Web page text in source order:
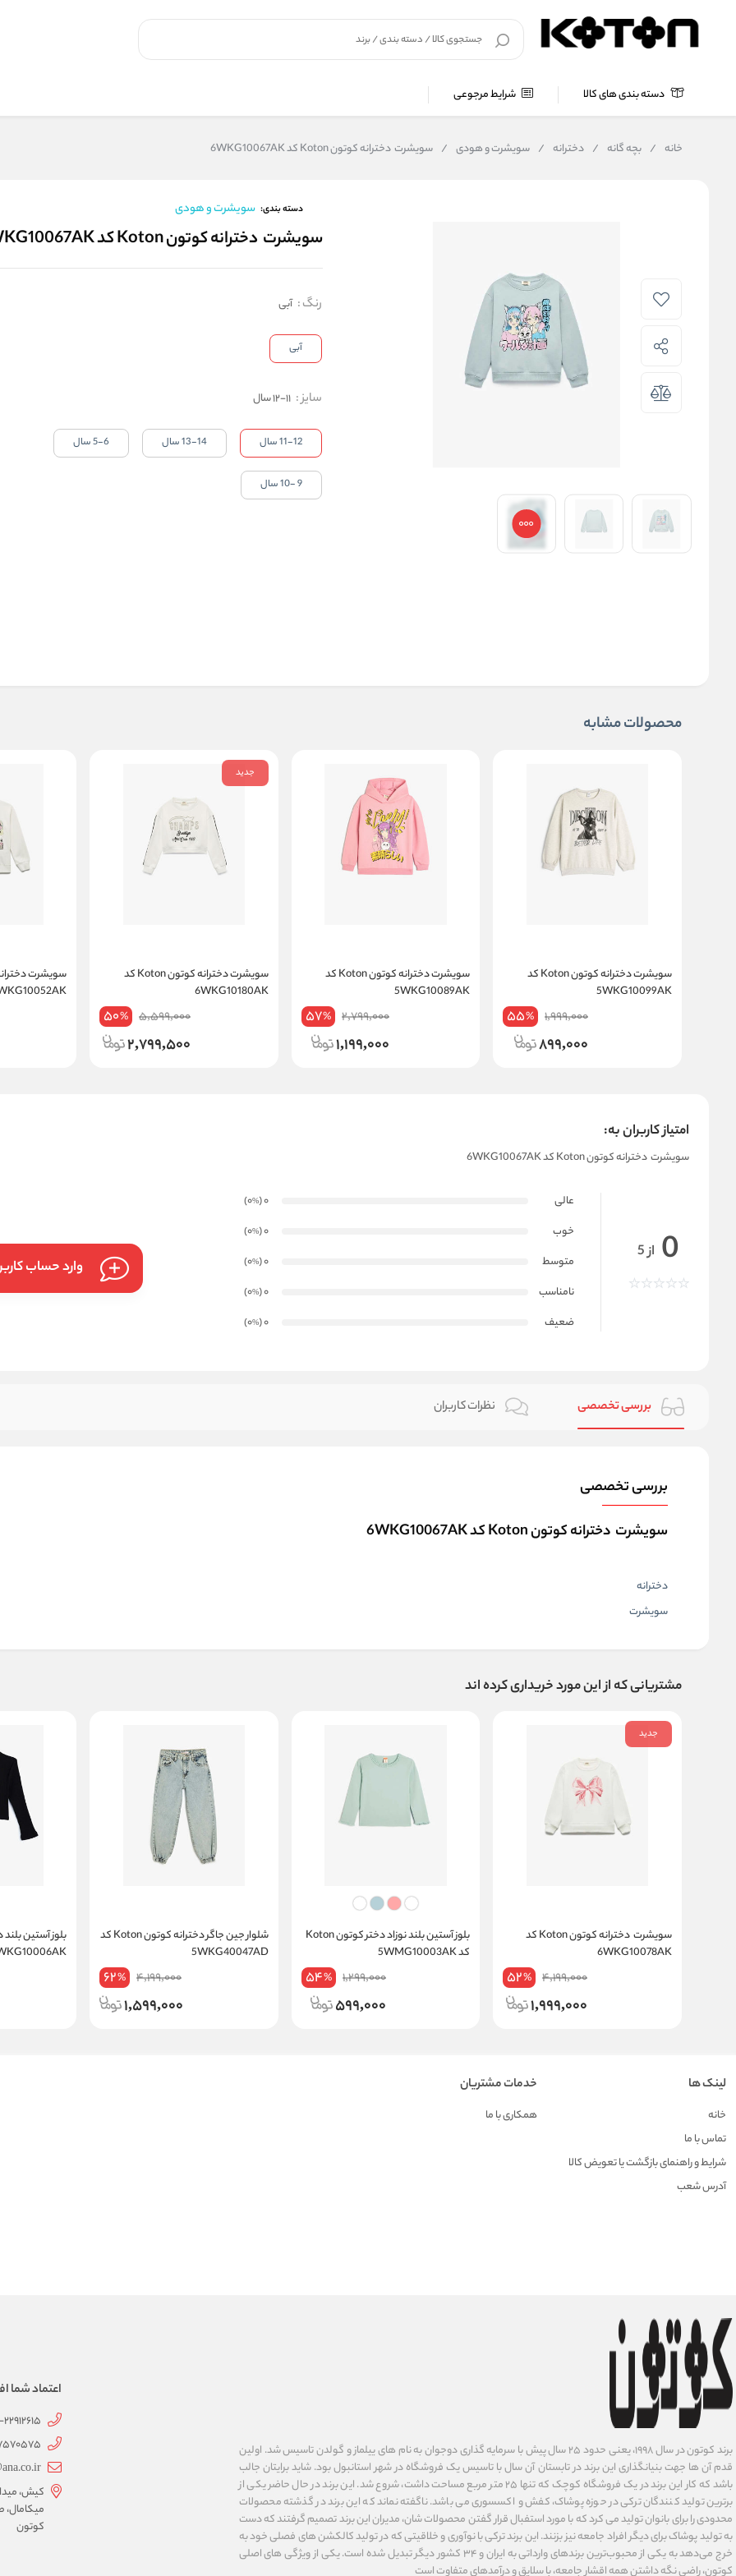
دسته بندی های کالا شرایط مرجوعی
خانه / بچه گانه / دخترانه / سویشرت و هودی / سویشرت دخترانه کوتون Koton کد 6WKG10067AK
دسته بندی: سویشرت و هودی
سویشرت دخترانه کوتون Koton کد 6WKG10067AK
رنگ: آبی
آبی
سایز: 11-12 سال
11-12 سال 13-14 سال 5-6 سال
9 -10 سال
محصولات مشابه
سویشرت دخترانه کوتون Koton کد
5WKG10099AK
1,999,000
55%
899,000
سویشرت دخترانه کوتون Koton کد
5WKG10089AK
2,799,000
57%
1,199,000
جدید
سویشرت دخترانه کوتون Koton کد
6WKG10180AK
5,599,000
50%
2,799,500
امتیاز کاربران به:
سویشرت دخترانه کوتون Koton کد 6WKG10067AK
0 از 5
عالی 0
(0
%
)
خوب
0
(0
%
)
متوسط
0
(0
%
)
نامناسب
0
(0
%
)
ضعیف
0
(0
%
)
وارد حساب
بررسی تخصصی نظرات کاربران
بررسی تخصصی
سویشرت دخترانه کوتون Koton کد 6WKG10067AK
دخترانه
سویشرت
مشتریانی که از این مورد خریداری کرده اند
جدید
سویشرت دخترانه کوتون Koton کد
6WKG10078AK
4,199,000
52%
1,999,000
بلوز آستین بلند نوزاد دختر کوتون Koton
کد 5WMG10003AK
1,299,000
54%
599,000
شلوار جین جاگر دخترانه کوتون Koton کد
5WKG40047AD
4,199,000
62%
1,599,000
لینک ها
خانه
تماس با ما
شرایط و راهنمای بازگشت یا تعویض کالا
آدرس شعب
خدمات مشتریان
همکاری با ما
برند کوتون در سال ۱۹۹۸، یعنی حدود ۲۵ سال پیش با سرمایه گذاری دوجوان به نام های ییلماز و گولدن تاسیس شد. اولین
قدم آن ها جهت بنیانگذاری این برند در تابستان آن سال با تاسیس یک فروشگاه در شهر استانبول بود. شاید برایتان جالب
باشد که کار این برند در یک فروشگاه کوچک که تنها ۲۵ متر مربع مساحت داشت، شروع شد. این برند در حال حاضر یکی از
برترین تولید کنندگان ترکی در حوزه پوشاک، کفش و اکسسوری می باشد. ناگفته نماند که این برند در گذشته محصولات
محدودی را برای بانوان تولید می کرد که با مورد استفبال قرار گفتن محصولات شان، مدیران این برند تصمیم گرفتند که دست
به تولید پوشاک برای دیگر افراد جامعه نیز بزنند. این برند ترکی با نوآوری ‌و خلاقیتی که در تولید کالکشن های فصلی خود به
خرج می‌دهد به یکی از محبوب‌ترین برندهای وارداتی به ایران و ۳۴ کشور دیگر تبدیل شده‌ است. یکی از ویژگی های اصلی
کوتون، راضی نگه داشتن همه اقشار جامعه، با سلایق و درآمدهای متفاوت است
اعتماد شما
22912615
کیش،
کوتون